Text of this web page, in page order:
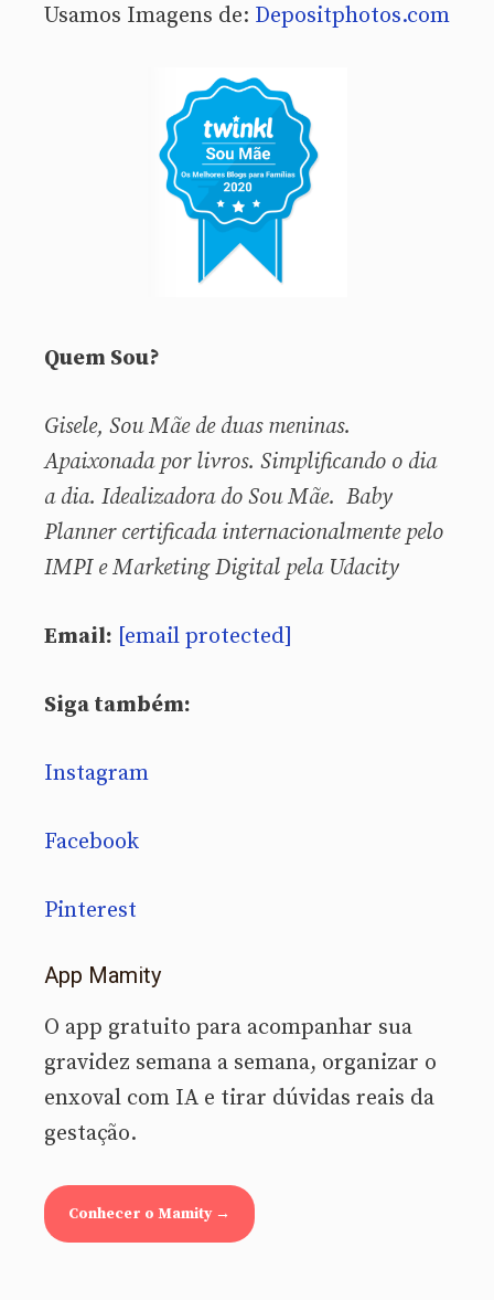
Usamos Imagens de: Depositphotos.com
Quem Sou?
Gisele, Sou Mãe de duas meninas.
Apaixonada por livros. Simplificando o dia
a dia. Idealizadora do Sou Mãe. Baby
Planner certificada internacionalmente pelo
IMPI e Marketing Digital pela Udacity
Email: [email protected]
Siga também:
Instagram
Facebook
Pinterest
App Mamity
O app gratuito para acompanhar sua
gravidez semana a semana, organizar o
enxoval com IA e tirar dúvidas reais da
gestação.
Conhecer o Mamity →